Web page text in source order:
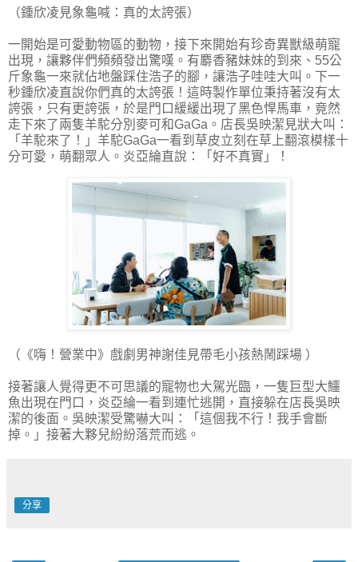
（鍾欣凌見象龜喊：真的太誇張）
一開始是可愛動物區的動物，接下來開始有珍奇異獸級萌寵
出現，讓夥伴們頻頻發出驚嘆。有麝香豬妹妹的到來、55公
斤象龜一來就佔地盤踩住浩子的腳，讓浩子哇哇大叫。下一
秒鍾欣凌直說你們真的太誇張！這時製作單位秉持著沒有太
誇張，只有更誇張，於是門口緩緩出現了黑色悍馬車，竟然
走下來了兩隻羊駝分別麥可和GaGa。店長吳映潔見狀大叫：
「羊駝來了！」羊駝GaGa一看到草皮立刻在草上翻滾模樣十
分可愛，萌翻眾人。炎亞綸直說：「好不真實」！
（《嗨！營業中》戲劇男神謝佳見帶毛小孩熱鬧踩場 ）
接著讓人覺得更不可思議的寵物也大駕光臨，一隻巨型大鱷
魚出現在門口，炎亞綸一看到連忙逃開，直接躲在店長吳映
潔的後面。吳映潔受驚嚇大叫：「這個我不行！我手會斷
掉。」接著大夥兒紛紛落荒而逃。
分享